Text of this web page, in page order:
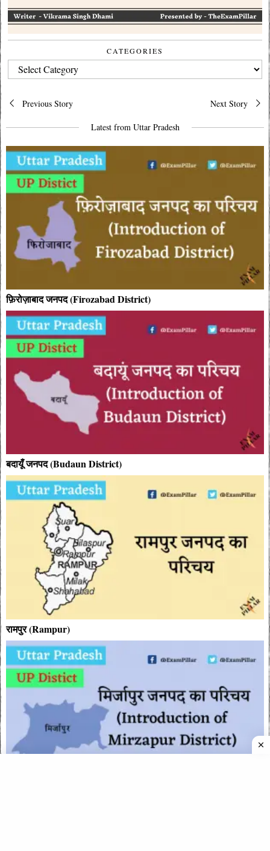
CATEGORIES
CATEGORIES
Post
navigation
Previous Story Next Story
Latest from Uttar Pradesh
फ़िरोज़ाबाद जनपद (Firozabad District)
बदायूँ जनपद (Budaun District)
रामपुर (Rampur)